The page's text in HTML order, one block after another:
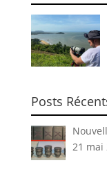
Posts
21 mai